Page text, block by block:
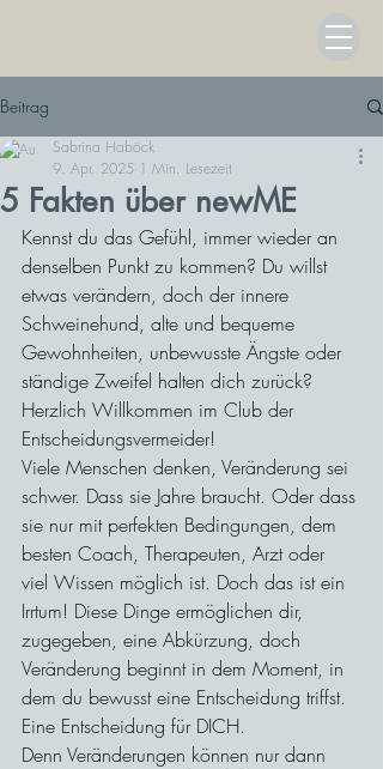
Beitrag
5 Fakten über newME
Sabrina Haböck
9. Apr. 2025 1 Min. Lesezeit
Kennst du das Gefühl, immer wieder an
denselben Punkt zu kommen? Du willst
etwas verändern, doch der innere
Schweinehund, alte und bequeme
Gewohnheiten, unbewusste Ängste oder
ständige Zweifel halten dich zurück?
Herzlich Willkommen im Club der
Entscheidungsvermeider!
Viele Menschen denken, Veränderung sei
schwer. Dass sie Jahre braucht. Oder dass
sie nur mit perfekten Bedingungen, dem
besten Coach, Therapeuten, Arzt oder
viel Wissen möglich ist. Doch das ist ein
Irrtum! Diese Dinge ermöglichen dir,
zugegeben, eine Abkürzung, doch
Veränderung beginnt in dem Moment, in
dem du bewusst eine Entscheidung triffst.
Eine Entscheidung für DICH.
Denn Veränderungen können nur dann